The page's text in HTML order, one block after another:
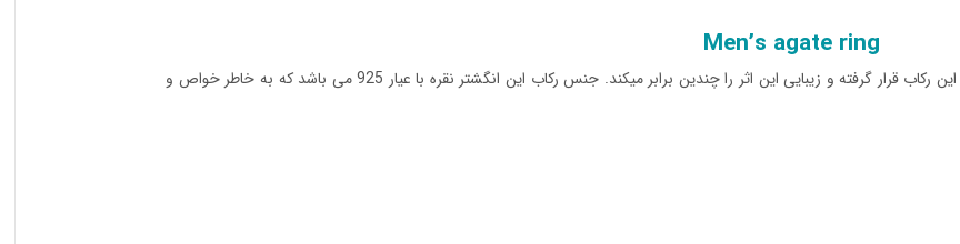
Men’s agate ring
مشکی گوهری ارزشمند که بر روی این رکاب قرار گرفته و زیبایی این اثر را چندین برابر میکند. جنس رکاب این انگشتر نقره با عیار 925 می باشد که به خاطر خواص و